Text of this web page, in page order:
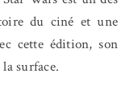
du ciné et une
cette édition, son
surface.